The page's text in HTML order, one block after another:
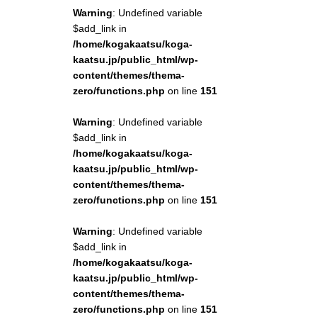
Warning: Undefined variable
$add_link in
/home/kogakaatsu/koga-
kaatsu.jp/public_html/wp-
content/themes/thema-
zero/functions.php on line 151
Warning: Undefined variable
$add_link in
/home/kogakaatsu/koga-
kaatsu.jp/public_html/wp-
content/themes/thema-
zero/functions.php on line 151
Warning: Undefined variable
$add_link in
/home/kogakaatsu/koga-
kaatsu.jp/public_html/wp-
content/themes/thema-
zero/functions.php on line 151